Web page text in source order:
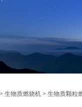
>生物质燃烧机 >生物质颗粒